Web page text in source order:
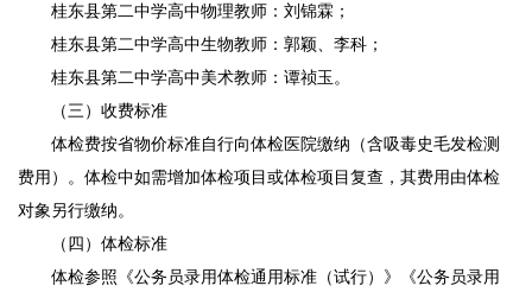
桂东县第二中学高中物理教师：刘锦霖；
桂东县第二中学高中生物教师：郭颖、李科；
桂东县第二中学高中美术教师：谭祯玉。
（三）收费标准
体检费按省物价标准自行向体检医院缴纳（含吸毒史毛发检测
费用）。体检中如需增加体检项目或体检项目复查，其费用由体检
对象另行缴纳。
（四）体检标准
体检参照《公务员录用体检通用标准（试行）》《公务员录用